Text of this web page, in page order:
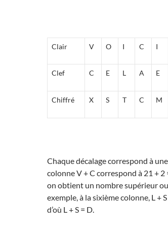
Clair V O I C I
Clef C E L A E
Chiffré X S T C M
Chaque décalage correspond à
colonne V + C correspond à 21 +
on obtient un nombre supérieur
exemple, à la sixième colonne, L +
d’où L + S = D.